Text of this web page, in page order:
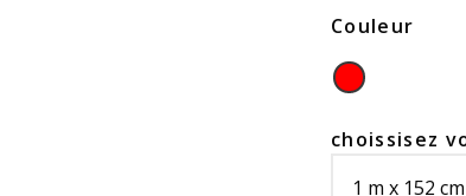
Couleur
choissisez